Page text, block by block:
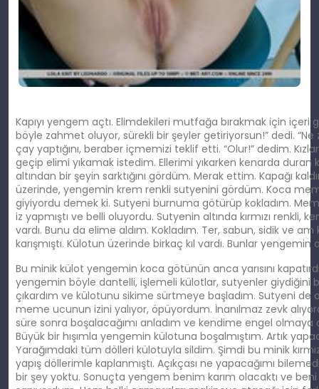
Kapıyı yengem açtı. Elimdekileri mutfağa bırakmak için içeri
böyle zahmet oluyor, sürekli bir şeyler getiriyorsun!” dedi.
çay yaptığını, beraber içmemizi teklif etti. “Olur!” dedim.
geçip elimi yıkamak istedim. Ellerimi yıkarken kenarda duran
altından bir şeyin sarktığını gördüm. Merak ettim. Kapağı
üzerinde, yengemin krem renkli sutyenini gördüm. Koca
giyiyordu demek ki. Sutyeni burnuma götürüp kokladım.
iz yapmıştı ve belli oluyordu. Sutyenin altında kırmızı renkli,
vardı. Bunu da elime aldım. Kokladım. Ter, sabun, sidik ve am
karışmıştı. Külotun üzerinde birkaç kıl vardı. Bunlar yengemin
Bu minik külot yengemin koca götünün anca yarısını
yengemin böyle dantelli, işlemeli külotlar, sutyenler giydiğini
çıkardım ve külotunu sikime sürtmeye başladım. Sutyeni de
meme ucunun izini yalıyor, öpüyordum. İnanılmaz zevk
süre sonra boşalacağımı anladım ve kendime engel olmaya
Büyük bir hışımla yengemin külotuna boşalmıştım. Artık
Yarağımdaki tüm dölleri külotuyla sildim. Şimdi bu minik
yapış döllerimle kaplanmıştı. Açıkçası ne yapacağımı
bir şey yoktu. Sonuçta yengem benim karım olacaktı ve beni